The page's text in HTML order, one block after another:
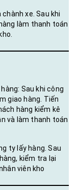
xe. Sau khi
làm thanh toán
Sau khi công
giao hàng. Tiến
hàng kiểm kê
và làm thanh toán
ty lấy hàng. Sau
kiểm tra lại
viên kho